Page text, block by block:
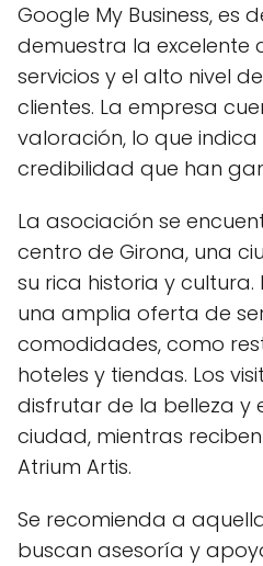
Google My Business, es
demuestra la excelente
servicios y el alto nivel
clientes. La empresa
valoración, lo que
credibilidad que han
La asociación se
centro de Girona, una
su rica historia y
una amplia oferta de
comodidades, como
hoteles y tiendas. Los
disfrutar de la belleza y
ciudad, mientras
Atrium Artis.
Se recomienda a
buscan asesoría y